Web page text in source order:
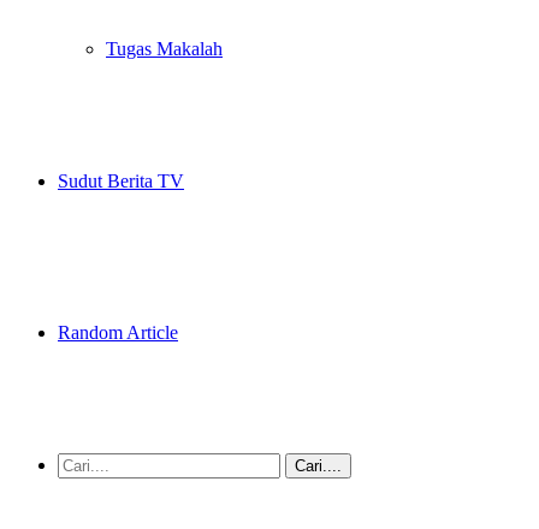
Tugas Makalah
Sudut Berita TV
Random Article
Cari....